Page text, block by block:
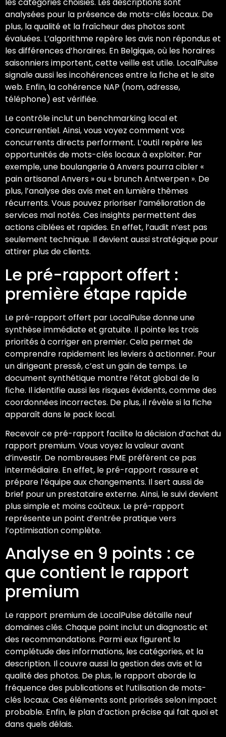
analysées pour la présence de mots-clés locaux. De
plus, la qualité et la fraîcheur des photos sont
évaluées. L’algorithme repère les avis non répondus et
les différences d’horaires. En Belgique, où les horaires
saisonniers importent, cette veille est utile. LocalPulse
signale aussi les incohérences entre la fiche et le site
web. Enfin, la cohérence NAP (nom, adresse,
téléphone) est vérifiée.
Le contrôle inclut un benchmarking local et
concurrentiel. Ainsi, vous voyez comment vos
concurrents directs performent. L’outil repère les
opportunités de mots-clés locaux à exploiter. Par
exemple, une boulangerie à Anvers pourra cibler «
pain artisanal Anvers » ou « brunch Antwerpen ». De
plus, l’analyse des avis met en lumière thèmes
récurrents. Vous pouvez prioriser l’amélioration de
services mal notés. Ces insights permettent des
actions ciblées et rapides. En effet, l’audit n’est pas
seulement technique. Il devient aussi stratégique pour
attirer plus de clients.
Le pré-rapport offert :
première étape rapide
Le pré-rapport offert par LocalPulse donne une
synthèse immédiate et gratuite. Il pointe les trois
priorités à corriger en premier. Cela permet de
comprendre rapidement les leviers à actionner. Pour
un dirigeant pressé, c’est un gain de temps. Le
document synthétique montre l’état global de la
fiche. Il identifie aussi les risques évidents, comme des
coordonnées incorrectes. De plus, il révèle si la fiche
apparaît dans le pack local.
Recevoir ce pré-rapport facilite la décision d’achat du
rapport premium. Vous voyez la valeur avant
d’investir. De nombreuses PME préfèrent ce pas
intermédiaire. En effet, le pré-rapport rassure et
prépare l’équipe aux changements. Il sert aussi de
brief pour un prestataire externe. Ainsi, le suivi devient
plus simple et moins coûteux. Le pré-rapport
représente un point d’entrée pratique vers
l’optimisation complète.
Analyse en 9 points : ce
que contient le rapport
premium
Le rapport premium de LocalPulse détaille neuf
domaines clés. Chaque point inclut un diagnostic et
des recommandations. Parmi eux figurent la
complétude des informations, les catégories, et la
description. Il couvre aussi la gestion des avis et la
qualité des photos. De plus, le rapport aborde la
fréquence des publications et l’utilisation de mots-
clés locaux. Ces éléments sont priorisés selon impact
probable. Enfin, le plan d’action précise qui fait quoi et
dans quels délais.